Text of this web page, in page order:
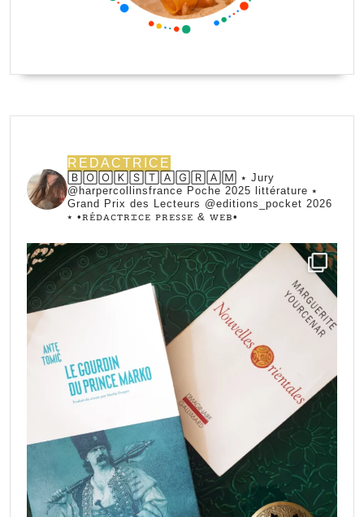
REDACTRICE
🄱🄾🄾🄺🅂🅃🄰🄶🅁🄰🄼 ⭑ Jury
@harpercollinsfrance Poche 2025 littérature ⭑
Grand Prix des Lecteurs @editions_pocket 2026
⭑ •ꭱꭼ́ꭰꭺꮯꭲꭱꮖꮯꭼ ꮲꭱꭼꮪꮪꭼ & ꮃꭼᏼ•